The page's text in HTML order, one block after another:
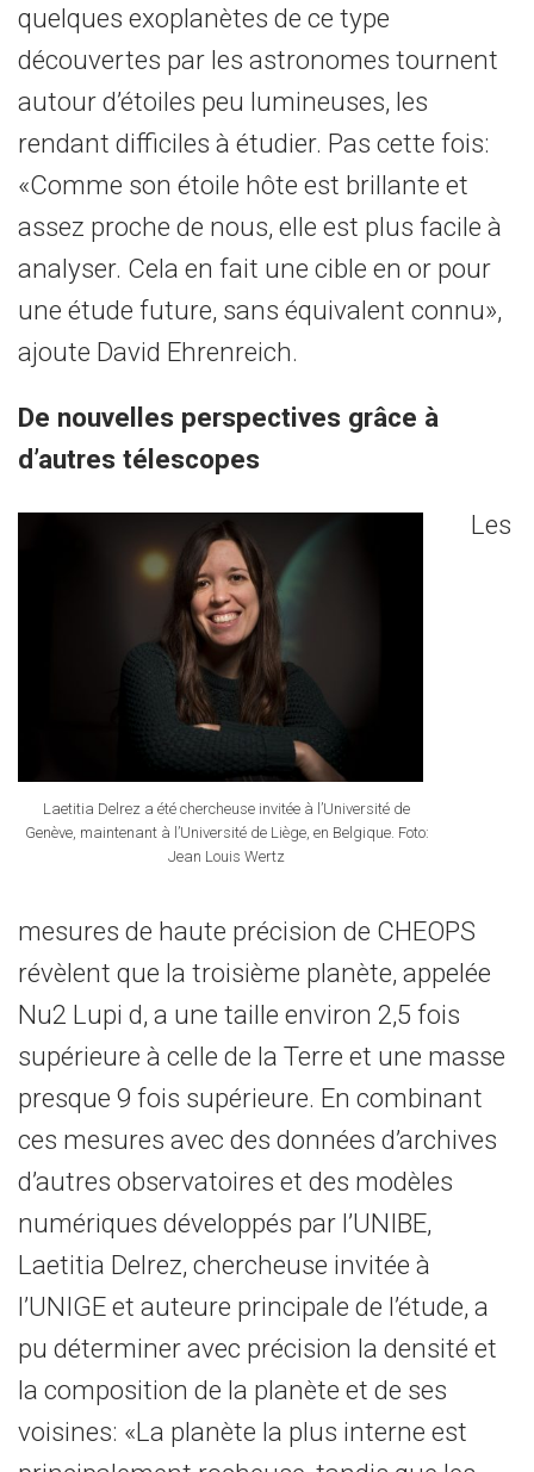
quelques exoplanètes de ce type
découvertes par les astronomes tournent
autour d’étoiles peu lumineuses, les
rendant difficiles à étudier. Pas cette fois:
«Comme son étoile hôte est brillante et
assez proche de nous, elle est plus facile à
analyser. Cela en fait une cible en or pour
une étude future, sans équivalent connu»,
ajoute David Ehrenreich.
De nouvelles perspectives grâce à
d’autres télescopes
Laetitia Delrez a été chercheuse invitée à l’Université de
Genève, maintenant à l’Université de Liège, en Belgique. Foto:
Jean Louis Wertz
Les
mesures de haute précision de CHEOPS
révèlent que la troisième planète, appelée
Nu2 Lupi d, a une taille environ 2,5 fois
supérieure à celle de la Terre et une masse
presque 9 fois supérieure. En combinant
ces mesures avec des données d’archives
d’autres observatoires et des modèles
numériques développés par l’UNIBE,
Laetitia Delrez, chercheuse invitée à
l’UNIGE et auteure principale de l’étude, a
pu déterminer avec précision la densité et
la composition de la planète et de ses
voisines: «La planète la plus interne est